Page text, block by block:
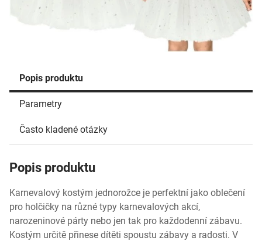
Popis produktu
Parametry
Často kladené otázky
Popis produktu
Karnevalový kostým jednorožce je perfektní jako oblečení
pro holčičky na různé typy karnevalových akcí,
narozeninové párty nebo jen tak pro každodenní zábavu.
Kostým určitě přinese dítěti spoustu zábavy a radosti. V